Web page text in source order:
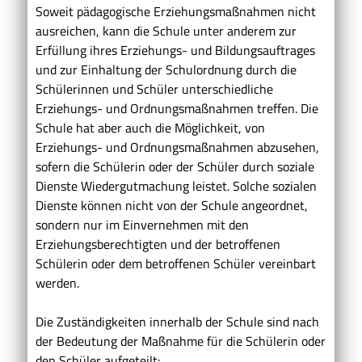
Soweit pädagogische Erziehungsmaßnahmen nicht
ausreichen, kann die Schule unter anderem zur
Erfüllung ihres Erziehungs- und Bildungsauftrages
und zur Einhaltung der Schulordnung durch die
Schülerinnen und Schüler unterschiedliche
Erziehungs- und Ordnungsmaßnahmen treffen. Die
Schule hat aber auch die Möglichkeit, von
Erziehungs- und Ordnungsmaßnahmen abzusehen,
sofern die Schülerin oder der Schüler durch soziale
Dienste Wiedergutmachung leistet. Solche sozialen
Dienste können nicht von der Schule angeordnet,
sondern nur im Einvernehmen mit den
Erziehungsberechtigten und der betroffenen
Schülerin oder dem betroffenen Schüler vereinbart
werden.
Die Zuständigkeiten innerhalb der Schule sind nach
der Bedeutung der Maßnahme für die Schülerin oder